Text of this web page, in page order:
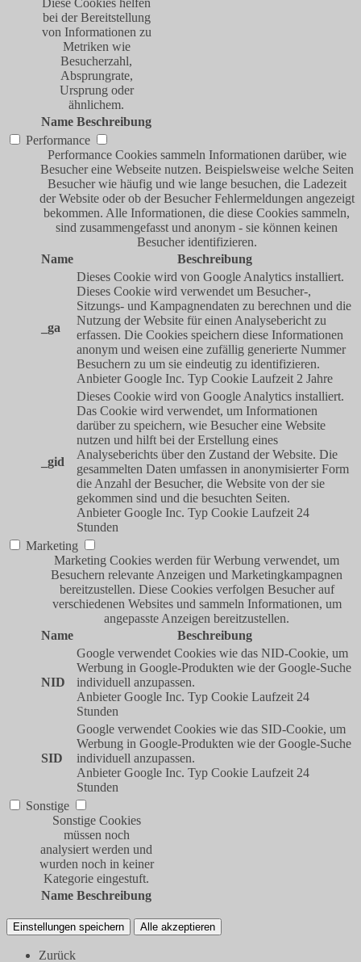
bei der Bereitstellung
von Informationen zu
Metriken wie
Besucherzahl,
Absprungrate,
Ursprung oder
ähnlichem.
Name Beschreibung
Performance
Performance Cookies sammeln Informationen darüber, wie
Besucher eine Webseite nutzen. Beispielsweise welche Seiten
Besucher wie häufig und wie lange besuchen, die Ladezeit
der Website oder ob der Besucher Fehlermeldungen angezeigt
bekommen. Alle Informationen, die diese Cookies sammeln,
sind zusammengefasst und anonym - sie können keinen
Besucher identifizieren.
Name
Beschreibung
_ga
Dieses Cookie wird von Google Analytics installiert.
Dieses Cookie wird verwendet um Besucher-,
Sitzungs- und Kampagnendaten zu berechnen und die
Nutzung der Website für einen Analysebericht zu
erfassen. Die Cookies speichern diese Informationen
anonym und weisen eine zufällig generierte Nummer
Besuchern zu um sie eindeutig zu identifizieren.
Anbieter Google Inc. Typ Cookie Laufzeit 2 Jahre
_gid
Dieses Cookie wird von Google Analytics installiert.
Das Cookie wird verwendet, um Informationen
darüber zu speichern, wie Besucher eine Website
nutzen und hilft bei der Erstellung eines
Analyseberichts über den Zustand der Website. Die
gesammelten Daten umfassen in anonymisierter Form
die Anzahl der Besucher, die Website von der sie
gekommen sind und die besuchten Seiten.
Anbieter Google Inc. Typ Cookie Laufzeit 24
Stunden
Marketing
Marketing Cookies werden für Werbung verwendet, um
Besuchern relevante Anzeigen und Marketingkampagnen
bereitzustellen. Diese Cookies verfolgen Besucher auf
verschiedenen Websites und sammeln Informationen, um
angepasste Anzeigen bereitzustellen.
Name
Beschreibung
NID
Google verwendet Cookies wie das NID-Cookie, um
Werbung in Google-Produkten wie der Google-Suche
individuell anzupassen.
Anbieter Google Inc. Typ Cookie Laufzeit 24
Stunden
SID
Google verwendet Cookies wie das SID-Cookie, um
Werbung in Google-Produkten wie der Google-Suche
individuell anzupassen.
Anbieter Google Inc. Typ Cookie Laufzeit 24
Stunden
Sonstige
Sonstige Cookies
müssen noch
analysiert werden und
wurden noch in keiner
Kategorie eingestuft.
Name Beschreibung
Einstellungen speichern Alle akzeptieren
Zurück